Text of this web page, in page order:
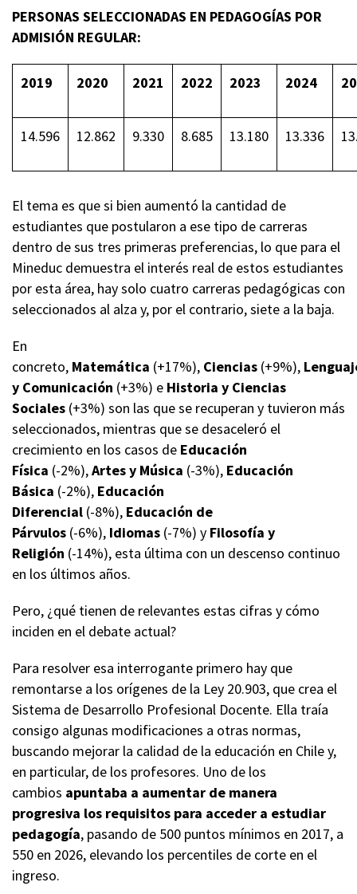
PERSONAS SELECCIONADAS EN PEDAGOGÍAS POR
ADMISIÓN REGULAR:
2019 2020 2021 2022 2023 2024
14.596 12.862 9.330 8.685 13.180 13.336
El tema es que si bien aumentó la cantidad de
estudiantes que postularon a ese tipo de carreras
dentro de sus tres primeras preferencias, lo que para el
Mineduc demuestra el interés real de estos estudiantes
por esta área, hay solo cuatro carreras pedagógicas con
seleccionados al alza y, por el contrario, siete a la baja.
En
concreto, Matemática (+17%), Ciencias (+9%),
y Comunicación (+3%) e Historia y Ciencias
Sociales (+3%) son las que se recuperan y tuvieron más
seleccionados, mientras que se desaceleró el
crecimiento en los casos de Educación
Física (-2%),Artes y Música (-3%), Educación
Básica (-2%), Educación
Diferencial (-8%), Educación de
Párvulos (-6%), Idiomas (-7%) y Filosofía y
Religión (-14%), esta última con un descenso continuo
en los últimos años.
Pero, ¿qué tienen de relevantes estas cifras y cómo
inciden en el debate actual?
Para resolver esa interrogante primero hay que
remontarse a los orígenes de la Ley 20.903, que crea el
Sistema de Desarrollo Profesional Docente. Ella traía
consigo algunas modificaciones a otras normas,
buscando mejorar la calidad de la educación en Chile y,
en particular, de los profesores. Uno de los
cambios apuntaba a aumentar de manera
progresiva los requisitos para acceder a estudiar
pedagogía, pasando de 500 puntos mínimos en 2017, a
550 en 2026, elevando los percentiles de corte en el
ingreso.